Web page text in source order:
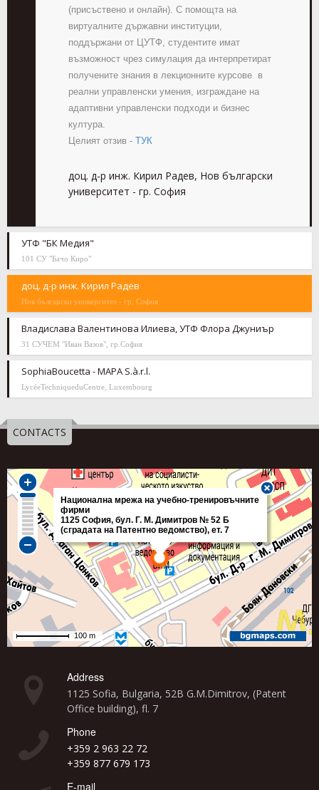
(присъствено и онлайн). С помощта на
виртуалните държавни институции,
поддържани от ЦУТФ, студентите имат
възможност чрез симулация да интерпретират
получените знания в лекционните курсове в
реални управленски умения, изграждане на
адаптивни управленски подходи и бизнес
култура.
Целият отзив - ТУК
доц. д-р инж. Кирил Радев, Нов български
университет - гр. София
УТФ "БК Медия"
101 СУ "Бачо Киро"
доц. д-р инж. Кирил Радев
Нов български университет - гр. София
Владислава Валентинова Илиева, УТФ Флора Джуниър
31 СУЧЕМ "Иван Вазов", гр.София
SophiaBoucetta - MAPA S.à.r.l.
LycéeTechniqueduCentre, Luxembourg
CONTACTS
Address
1125 Sofia, Bulgaria, 52B G.M.Dimitrov, (Patent
Office building), fl. 7
Phone
+359 2 963 22 72
+359 877 679 173
E-mail